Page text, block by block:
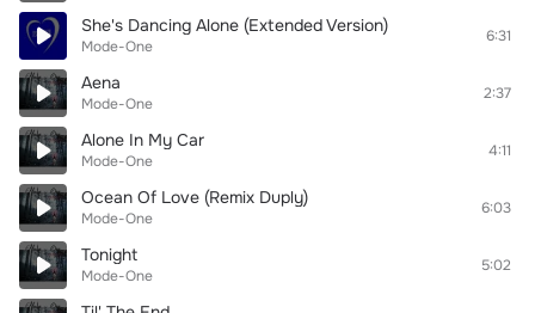
She's Dancing Alone (Extended Version)
Mode-One
6:31
Aena
Mode-One
2:37
Alone In My Car
Mode-One
4:11
Ocean Of Love (Remix Duply)
Mode-One
6:03
Tonight
Mode-One
5:02